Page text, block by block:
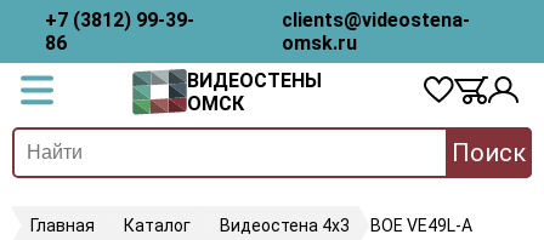
+7 (3812) 99-39-
86
clients@videostena-
omsk.ru
ВИДЕОСТЕНЫ
ОМСК
Поиск
Главная Каталог Видеостена 4х3 BOE VE49L-A